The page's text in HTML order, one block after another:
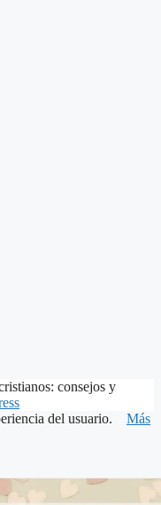
consejos y
del usuario. Más